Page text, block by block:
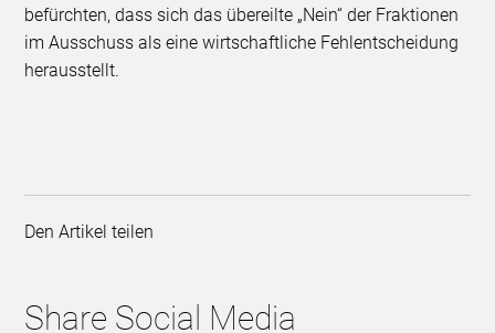
befürchten, dass sich das übereilte „Nein“ der Fraktionen
im Ausschuss als eine wirtschaftliche Fehlentscheidung
herausstellt.
Den Artikel teilen
Share Social Media